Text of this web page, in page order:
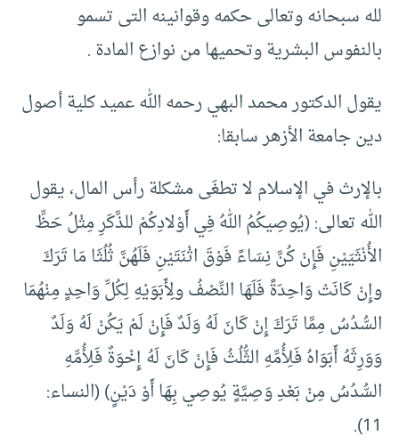
لله سبحانه وتعالى حكمه وقوانينه التى تسمو
بالنفوس البشرية وتحميها من نوازع المادة .
يقول الدكتور محمد البهي رحمه الله عميد كلية أصول
دين جامعة الأزهر سابقا:
بالإرث في الإسلام لا تطغَى مشكلة رأس المال، يقول
الله تعالى: (يُوصِيكُمُ اللهُ فِي أَوْلادِكُمْ للذَّكَرِ مِثْلُ حَظِّ
الأُنْثَيَيْنِ فَإِنْ كُنَّ نِسَاءً فَوْقَ اثْنَتَيْنِ فَلَهُنَّ ثُلُثَا مَا تَرَكَ
وإِنْ كَانَتْ وَاحِدَةً فَلَهَا النِّصْفُ ولِأَبَوَيْهِ لِكُلِّ وَاحِدٍ مِنْهُمَا
السُّدُسُ مِمَّا تَرَكَ إِنْ كَانَ لَهُ وَلَدٌ فَإِنْ لَمْ يَكُنْ لَهُ وَلَدٌ
وَوَرِثَهُ أَبَوَاهُ فَلِأُمِّهِ الثُّلُثُ فَإِنْ كَانَ لَهُ إِخْوَةٌ فَلِأُمِّهِ
السُّدُسُ مِنْ بَعْدِ وَصِيَّةٍ يُوصِي بِهَا أَوْ دَيْنٍ) (النساء:
11).